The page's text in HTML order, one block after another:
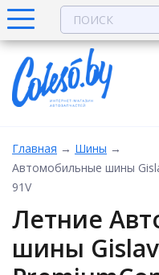
Главная → Шины →
Автомобильные шины
91V
Летние
шины